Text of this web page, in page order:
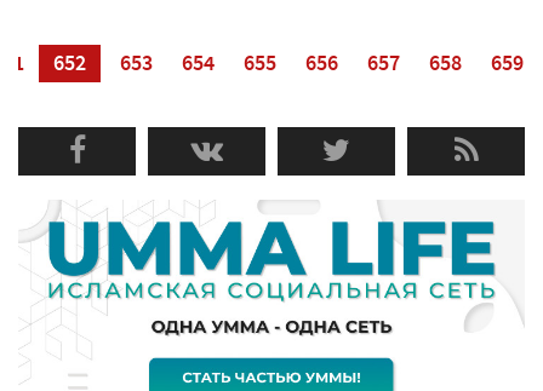
652 653 654 655 656 657 658 659